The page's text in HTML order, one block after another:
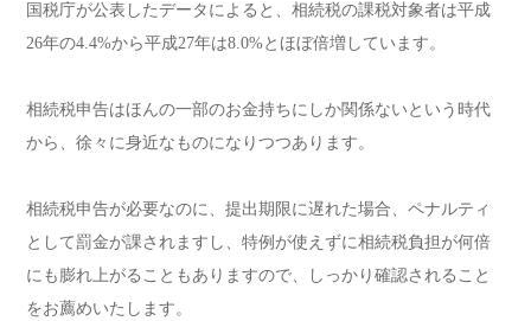
国税庁が公表したデータによると、相続税の課税対象者は平成
26年の4.4%から平成27年は8.0%とほぼ倍増しています。
相続税申告はほんの一部のお金持ちにしか関係ないという時代
から、徐々に身近なものになりつつあります。
相続税申告が必要なのに、提出期限に遅れた場合、ペナルティ
として罰金が課されますし、特例が使えずに相続税負担が何倍
にも膨れ上がることもありますので、しっかり確認されること
をお薦めいたします。